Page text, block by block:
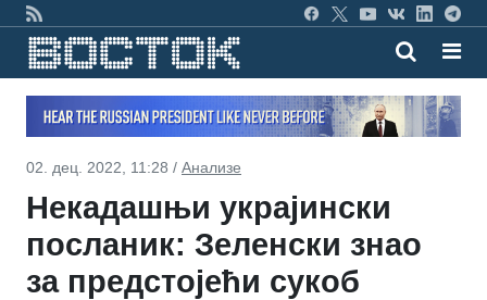
02. дец. 2022, 11:28 / Анализе
Некадашњи украјински
посланик: Зеленски знао
за предстојећи сукоб